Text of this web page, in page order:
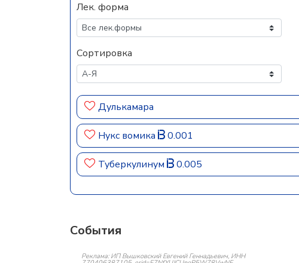
Лек. форма
Сортировка
Дулькамара
Нукс вомика 0.001
Туберкулинум 0.005
События
Реклама: ИП Вышковский Евгений Геннадьевич, ИНН